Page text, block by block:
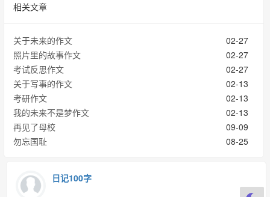
相关文章
02-27
关于未来的作文
02-27
照片里的故事作文
02-27
考试反思作文
02-13
关于写事的作文
02-13
考研作文
02-13
我的未来不是梦作文
09-09
再见了母校
08-25
勿忘国耻
日记100字